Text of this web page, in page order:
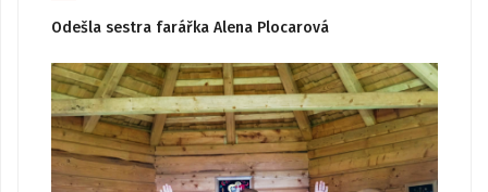
Odešla sestra farářka Alena Plocarová